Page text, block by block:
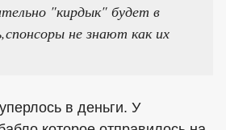
"кирдык" будет в
не знают как их
в деньги. У